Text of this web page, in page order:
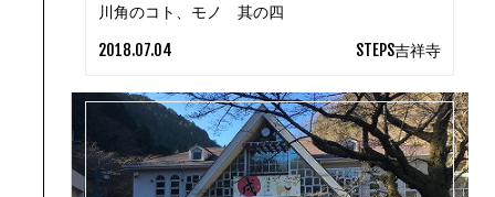
川角のコト、モノ 其の四
2018.07.04 STEPS吉祥寺